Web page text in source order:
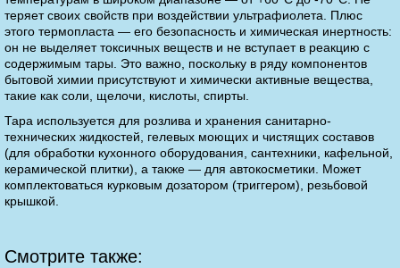
теряет своих свойств при воздействии ультрафиолета. Плюс
этого термопласта — его безопасность и химическая инертность:
он не выделяет токсичных веществ и не вступает в реакцию с
содержимым тары. Это важно, поскольку в ряду компонентов
бытовой химии присутствуют и химически активные вещества,
такие как соли, щелочи, кислоты, спирты.
Тара используется для розлива и хранения санитарно-
технических жидкостей, гелевых моющих и чистящих составов
(для обработки кухонного оборудования, сантехники, кафельной,
керамической плитки), а также — для автокосметики. Может
комплектоваться курковым дозатором (триггером), резьбовой
крышкой.
Смотрите также: